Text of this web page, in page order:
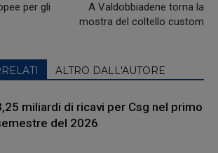
per gli
A Valdobbiadene torna la
mostra del coltello custom
ALTRO DALL'AUTORE
miliardi di ricavi per Csg nel primo
del 2026